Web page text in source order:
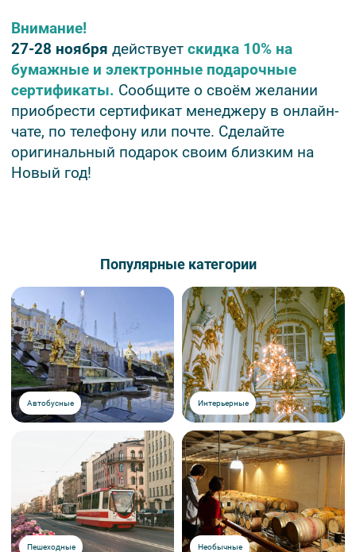
Внимание!
27-28 ноября действует скидка 10% на
бумажные и электронные подарочные
сертификаты. Сообщите о своём желании
приобрести сертификат менеджеру в онлайн-
чате, по телефону или почте. Сделайте
оригинальный подарок своим близким на
Новый год!
Популярные категории
Автобусные Интерьерные
Пешеходные Необычные